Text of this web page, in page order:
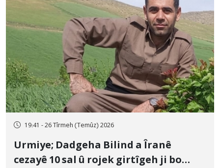
19:41 - 26 Tîrmeh (Temûz) 2026
Urmiye; Dadgeha Bilind a Îranê
cezayê 10 sal û rojek girtîgeh ji bo